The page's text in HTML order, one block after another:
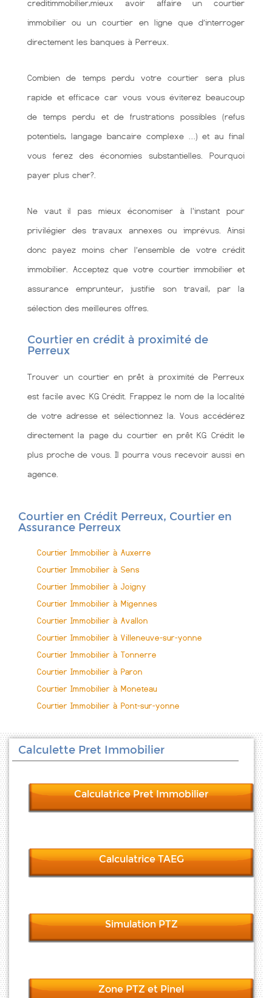
creditimmobilier,mieux avoir affaire un courtier
immobilier ou un courtier en ligne que d’interroger
directement les banques à Perreux.
Combien de temps perdu votre courtier sera plus
rapide et efficace car vous vous éviterez beaucoup
de temps perdu et de frustrations possibles (refus
potentiels, langage bancaire complexe …) et au final
vous ferez des économies substantielles. Pourquoi
payer plus cher?.
Ne vaut il pas mieux économiser à l'instant pour
privilégier des travaux annexes ou imprévus. Ainsi
donc payez moins cher l’ensemble de votre crédit
immobilier. Acceptez que votre courtier immobilier et
assurance emprunteur, justifie son travail, par la
sélection des meilleures offres.
Courtier en crédit à proximité de
Perreux
Trouver un courtier en prêt à proximité de Perreux
est facile avec KG Crédit. Frappez le nom de la localité
de votre adresse et sélectionnez la. Vous accédérez
directement la page du courtier en prêt KG Crédit le
plus proche de vous. Il pourra vous recevoir aussi en
agence.
Courtier en Crédit Perreux, Courtier en
Assurance Perreux
Courtier Immobilier à Auxerre
Courtier Immobilier à Sens
Courtier Immobilier à Joigny
Courtier Immobilier à Migennes
Courtier Immobilier à Avallon
Courtier Immobilier à Villeneuve-sur-yonne
Courtier Immobilier à Tonnerre
Courtier Immobilier à Paron
Courtier Immobilier à Moneteau
Courtier Immobilier à Pont-sur-yonne
Calculette Pret Immobilier
Calculatrice Pret Immobilier
Calculatrice TAEG
Simulation PTZ
Zone PTZ et Pinel